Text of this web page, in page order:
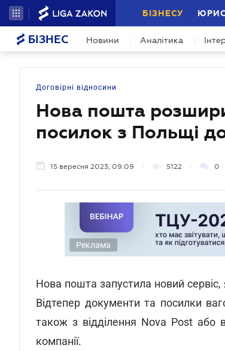
БІЗНЕСУ
БІЗНЕС Новини Аналітика
Договірні відносини
Нова пошта
посилок з Польщі
15 вересня 2023, 09:09 5122 0
Реклама
Нова пошта запустила новий
Відтепер документи та посилки
також з відділення Nova Post
компанії.